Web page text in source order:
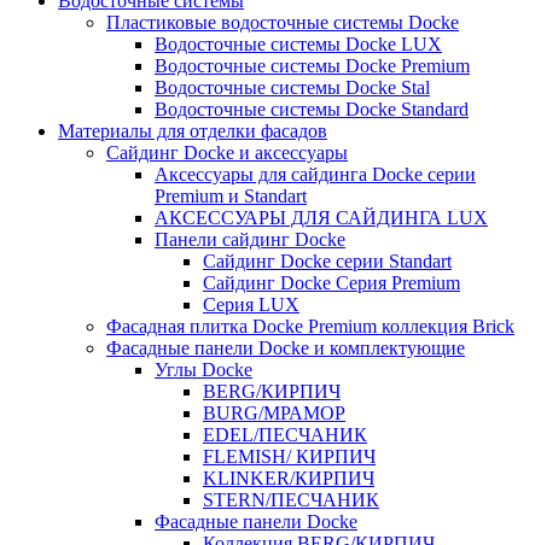
Пластиковые водосточные системы Docke
Водосточные системы Docke LUX
Водосточные системы Docke Premium
Водосточные системы Docke Stal
Водосточные системы Docke Standard
Материалы для отделки фасадов
Сайдинг Docke и аксессуары
Аксессуары для сайдинга Docke серии
Premium и Standart
АКСЕССУАРЫ ДЛЯ САЙДИНГА LUX
Панели сайдинг Docke
Cайдинг Docke серии Standart
Сайдинг Docke Серия Premium
Серия LUX
Фасадная плитка Docke Premium коллекция Brick
Фасадные панели Docke и комплектующие
Углы Docke
BERG/КИРПИЧ
BURG/МРАМОР
EDEL/ПЕСЧАНИК
FLEMISH/ КИРПИЧ
KLINKER/КИРПИЧ
STERN/ПЕСЧАНИК
Фасадные панели Docke